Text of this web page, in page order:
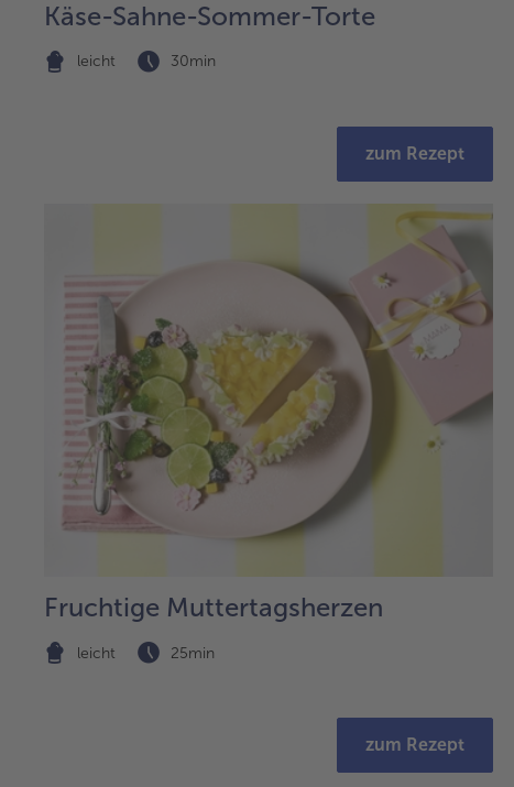
Käse-Sahne-Sommer-Torte
leicht 30min
zum Rezept
Fruchtige Muttertagsherzen
leicht 25min
zum Rezept